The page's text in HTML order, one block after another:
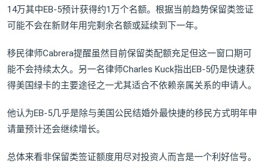
14万其中EB-5预计获得约1万个名额。根据当前趋势保留类签证
可能不会在新财年用完剩余名额或延续到下一年。
移民律师Cabrera提醒虽然目前保留类配额充足但这一窗口期可
能不会持续太久。另一名律师Charles Kuck指出EB-5仍是快速获
得美国绿卡的主要途径之一尤其适合不依赖亲属关系的申请人。
他认为EB-5几乎是除与美国公民结婚外最快捷的移民方式明年申
请量预计还会继续增长。
总体来看非保留类签证额度用尽对投资人而言是一个利好信号。